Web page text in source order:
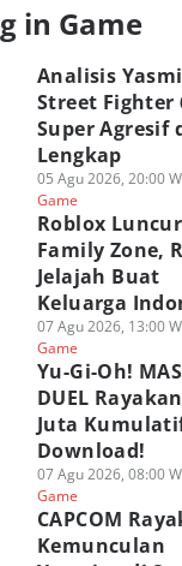
Rayakan
di Street
6 di Filipina!
2026, 08:00 WIB
05
in Game
Analisis
Street Fighter
Super Agresif
Lengkap
05 Agu 2026, 20:00
Game
Roblox
Family Zone,
Jelajah Buat
Keluarga
07 Agu 2026, 13:00
Game
Yu-Gi-Oh!
DUEL
Juta
Download!
07 Agu 2026, 08:00
Game
CAPCOM
Kemunculan